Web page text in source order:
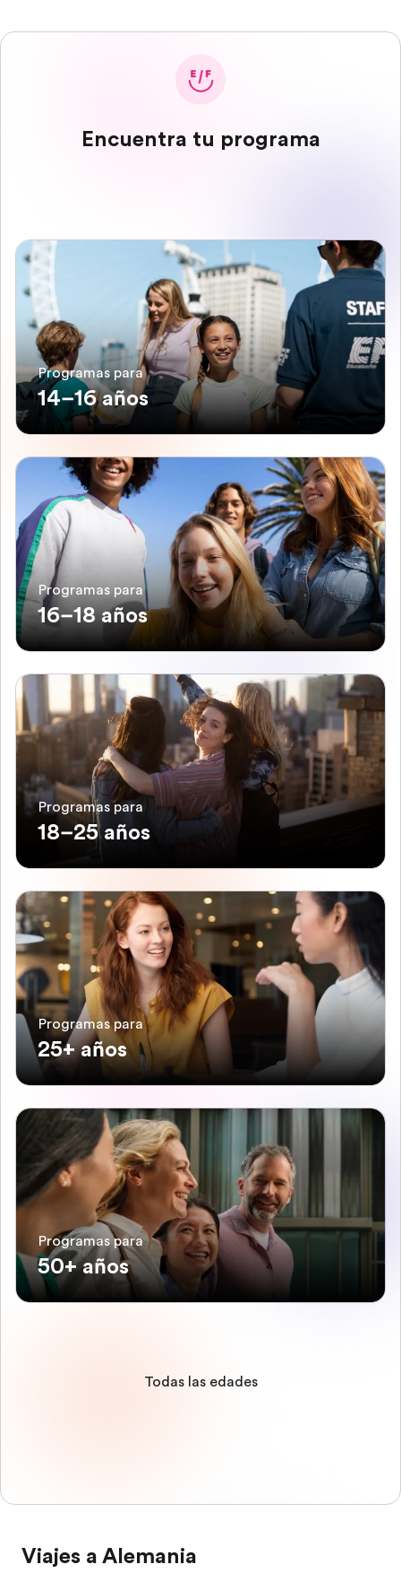
Encuentra tu programa
Programas para
14–16 años
Programas para
16–18 años
Programas para
18–25 años
Programas para
25+ años
Programas para
50+ años
Todas las edades
Viajes a Alemania